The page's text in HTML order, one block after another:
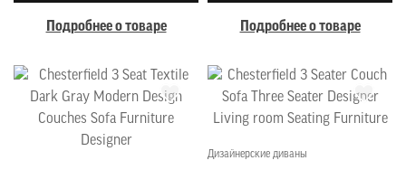
Подробнее о товаре Подробнее о товаре
Дизайнерские диваны